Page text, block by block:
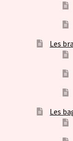
Les
Les